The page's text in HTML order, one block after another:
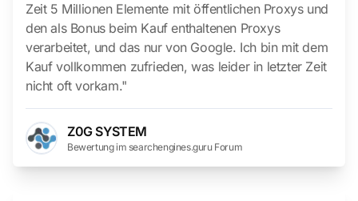
Zeit 5 Millionen Elemente mit öffentlichen Proxys und
den als Bonus beim Kauf enthaltenen Proxys
verarbeitet, und das nur von Google. Ich bin mit dem
Kauf vollkommen zufrieden, was leider in letzter Zeit
nicht oft vorkam."
Z0G SYSTEM
Bewertung im searchengines.guru Forum